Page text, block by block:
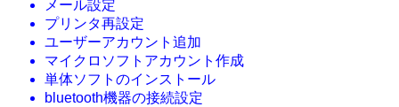
メール設定
プリンタ再設定
ユーザーアカウント追加
マイクロソフトアカウント作成
単体ソフトのインストール
bluetooth機器の接続設定